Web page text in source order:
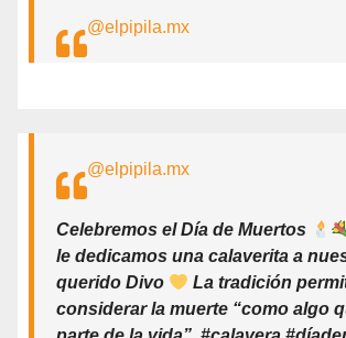
@elpipila.mx
@elpipila.mx
Celebremos el Día de Muertos
le dedicamos una calaverita a
querido Divo
La tradición
considerar la muerte “como algo